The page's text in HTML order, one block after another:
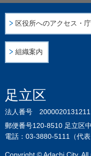
足立区
法人番号 2000020131211
郵便番号120-8510 足立区
電話：03-3880-5111（代表
区役所へのアクセス・
組織案内